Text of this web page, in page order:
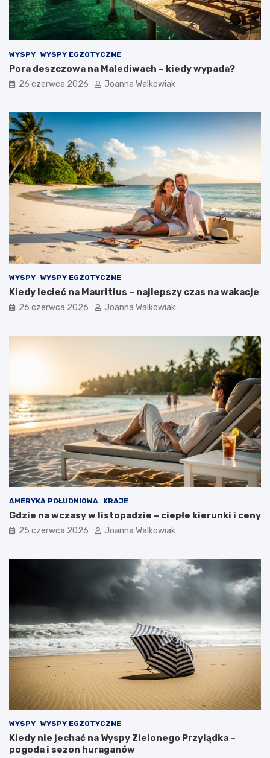
WYSPY WYSPY EGZOTYCZNE
Pora deszczowa na Malediwach – kiedy wypada?
26 czerwca 2026 Joanna Walkowiak
WYSPY WYSPY EGZOTYCZNE
Kiedy lecieć na Mauritius – najlepszy czas na wakacje
26 czerwca 2026 Joanna Walkowiak
AMERYKA POŁUDNIOWA KRAJE
Gdzie na wczasy w listopadzie – ciepłe kierunki i ceny
25 czerwca 2026 Joanna Walkowiak
WYSPY WYSPY EGZOTYCZNE
Kiedy nie jechać na Wyspy Zielonego Przylądka –
pogoda i sezon huraganów